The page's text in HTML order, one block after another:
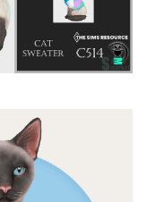
Cat Sweaters"